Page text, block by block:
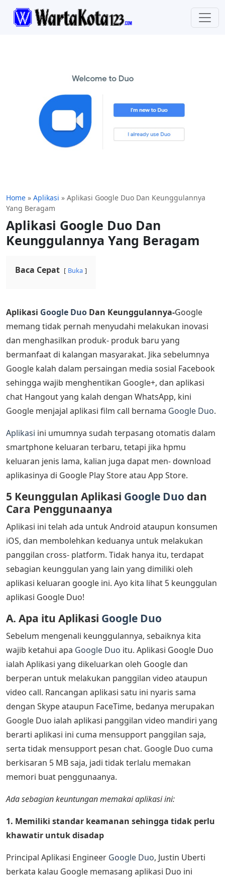
Home » Aplikasi » Aplikasi Google Duo Dan Keunggulannya
Yang Beragam
Aplikasi Google Duo Dan
Keunggulannya Yang Beragam
Baca Cepat Buka
Aplikasi Google Duo Dan Keunggulannya-Google
memang tidak pernah menyudahi melakukan inovasi
dan menghasilkan produk- produk baru yang
bermanfaat di kalangan masyarakat. Jika sebelumnya
Google kalah dalam persaingan media sosial Facebook
sehingga wajib menghentikan Google+, dan aplikasi
chat Hangout yang kalah dengan WhatsApp, kini
Google menjajal aplikasi film call bernama Google Duo.
Aplikasi ini umumnya sudah terpasang otomatis dalam
smartphone keluaran terbaru, tetapi jika hpmu
keluaran jenis lama, kalian juga dapat men- download
aplikasinya di Google Play Store atau App Store.
5 Keunggulan Aplikasi Google Duo dan
Cara Penggunaanya
Aplikasi ini telah ada untuk Android ataupun konsumen
iOS, dan membolehkan keduanya untuk melakukan
panggilan cross- platform. Tidak hanya itu, terdapat
sebagian keunggulan yang lain yang dimiliki oleh
aplikasi keluaran google ini. Ayo kita lihat 5 keunggulan
aplikasi Google Duo!
A. Apa itu Aplikasi Google Duo
Sebelum mengenali keunggulannya, sebaiknya kita
wajib ketahui apa Google Duo itu. Aplikasi Google Duo
ialah Aplikasi yang dikeluarkan oleh Google dan
berperan untuk melakukan panggilan video ataupun
video call. Rancangan aplikasi satu ini nyaris sama
dengan Skype ataupun FaceTime, bedanya merupakan
Google Duo ialah aplikasi panggilan video mandiri yang
berarti aplikasi ini cuma mensupport panggilan saja,
serta tidak mensupport pesan chat. Google Duo cuma
berkisaran 5 MB saja, jadi tidak terlalu memakan
memori buat penggunaanya.
Ada sebagian keuntungan memakai aplikasi ini:
1. Memiliki standar keamanan sehingga tidak perlu
khawatir untuk disadap
Principal Aplikasi Engineer Google Duo, Justin Uberti
berkata kalau Google memasang aplikasi Duo ini